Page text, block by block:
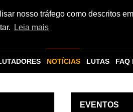
nosso tráfego como descritos
Leia mais
NOTÍCIAS LUTAS FAQ
EVENTOS